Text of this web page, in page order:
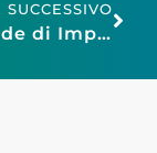
SUCCESSIVO
Nuova sede di Impresa Donna ad Arma di Taggia (IM), in occasione della Giornata internazionale della donna